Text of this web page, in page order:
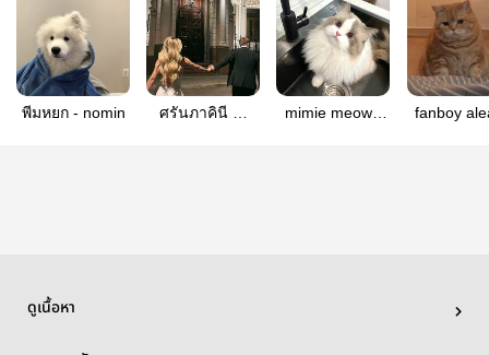
พีมหยก - nomin
ศรันภาคินี —
mimie meow |
fanboy
ดูเนื้อหา